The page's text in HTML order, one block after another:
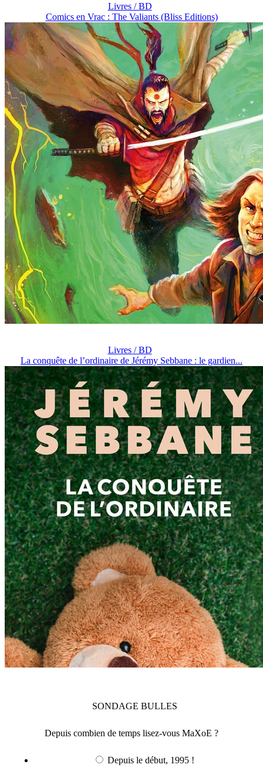
Livres / BD
Comics en Vrac : The Valiants (Bliss Editions)
Livres / BD
La conquête de l’ordinaire de Jérémy Sebbane : le gardien...
SONDAGE BULLES
Depuis combien de temps lisez-vous MaXoE ?
Depuis le début, 1995 !